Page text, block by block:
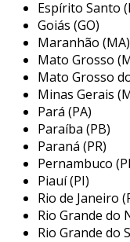
principais
cerâmica
a versatilidade da
torna indispensável
industriais. seu uso
capacidade de
enquanto mantém
entre as principais
indústria
utilizada em
de
Espírito Santo
Goiás (GO)
Maranhão (MA)
Mato Grosso
Mato Grosso
Minas Gerais
Pará (PA)
Paraíba (PB)
Paraná (PR)
Pernambuco
Piauí (PI)
Rio de Janeiro
Rio Grande do
Rio Grande do